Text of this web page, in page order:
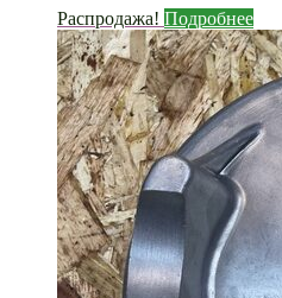
Распродажа! Подробнее